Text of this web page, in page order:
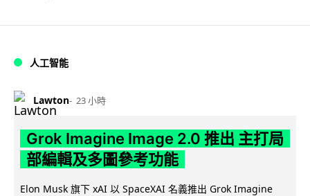
人工智能
Lawton 23 小時
Grok Imagine Image 2.0 推出 主打局
部編輯及多圖參考功能
Elon Musk 旗下 xAI 以 SpaceXAI 名義推出 Grok Imagine